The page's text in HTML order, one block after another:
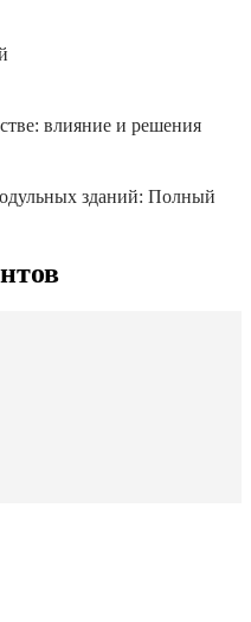
влияние и решения
зданий: Полный